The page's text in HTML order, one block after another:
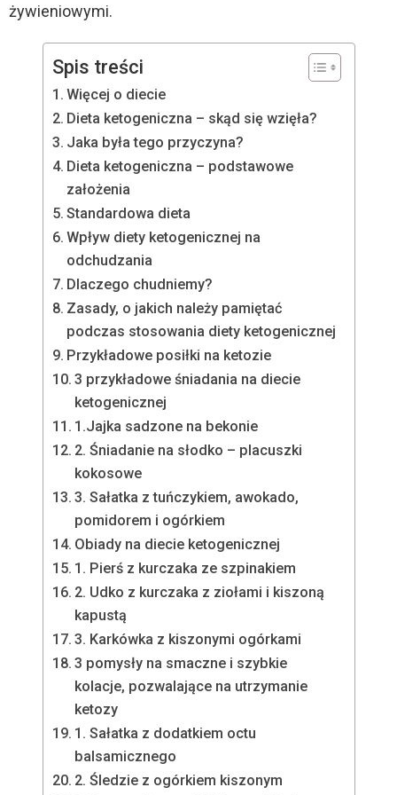
żywieniowymi.
Spis treści
Więcej o diecie
Dieta ketogeniczna – skąd się wzięła?
Jaka była tego przyczyna?
Dieta ketogeniczna – podstawowe
założenia
Standardowa dieta
Wpływ diety ketogenicznej na
odchudzania
Dlaczego chudniemy?
Zasady, o jakich należy pamiętać
podczas stosowania diety ketogenicznej
Przykładowe posiłki na ketozie
3 przykładowe śniadania na diecie
ketogenicznej
1.Jajka sadzone na bekonie
2. Śniadanie na słodko – placuszki
kokosowe
3. Sałatka z tuńczykiem, awokado,
pomidorem i ogórkiem
Obiady na diecie ketogenicznej
1. Pierś z kurczaka ze szpinakiem
2. Udko z kurczaka z ziołami i kiszoną
kapustą
3. Karkówka z kiszonymi ogórkami
3 pomysły na smaczne i szybkie
kolacje, pozwalające na utrzymanie
ketozy
1. Sałatka z dodatkiem octu
balsamicznego
2. Śledzie z ogórkiem kiszonym